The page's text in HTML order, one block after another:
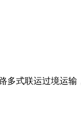
式联运过境运输